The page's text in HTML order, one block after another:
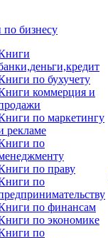
бизнесу
по бухучету
коммерция и
по маркетингу
рекламе
по
по праву
по
по финансам
по экономике
по